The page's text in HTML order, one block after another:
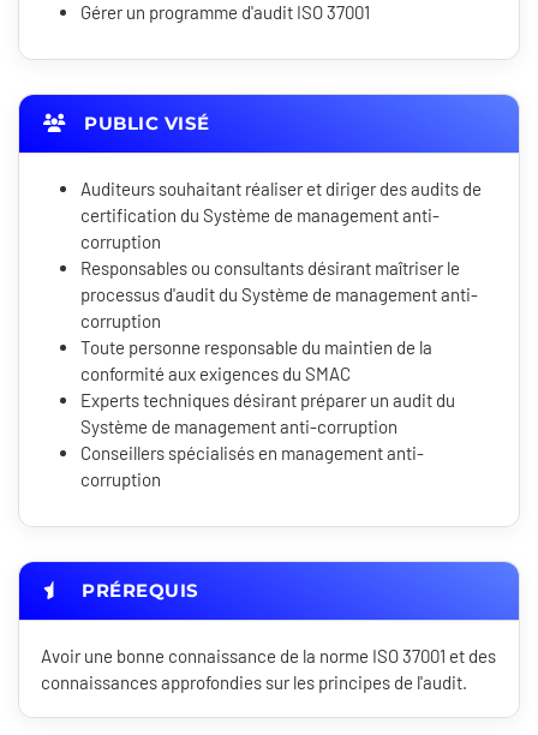
Gérer un programme d'audit ISO 37001
PUBLIC VISÉ
Auditeurs souhaitant réaliser et diriger des audits de
certification du Système de management anti-
corruption
Responsables ou consultants désirant maîtriser le
processus d'audit du Système de management anti-
corruption
Toute personne responsable du maintien de la
conformité aux exigences du SMAC
Experts techniques désirant préparer un audit du
Système de management anti-corruption
Conseillers spécialisés en management anti-
corruption
PRÉREQUIS
Avoir une bonne connaissance de la norme ISO 37001 et des
connaissances approfondies sur les principes de l'audit.